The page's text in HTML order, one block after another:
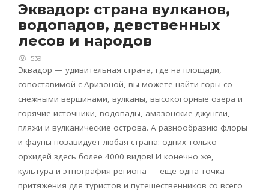
Эквадор: страна вулканов,
водопадов, девственных
лесов и народов
539
Эквадор — удивительная страна, где на площади,
сопоставимой с Аризоной, вы можете найти горы со
снежными вершинами, вулканы, высокогорные озера и
горячие источники, водопады, амазонские джунгли,
пляжи и вулканические острова. А разнообразию флоры
и фауны позавидует любая страна: одних только
орхидей здесь более 4000 видов! И конечно же,
культура и этнография региона — еще одна точка
притяжения для туристов и путешественников со всего